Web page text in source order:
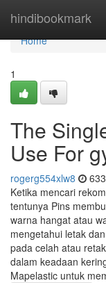
hindibookmark
Home
Home
1
The
Use For
rogerg554xlw8
Ketika mencari
tentunya Pins
warna hangat atau
mengetahui letak
pada celah atau
dalam keadaan
Mapelastic untuk